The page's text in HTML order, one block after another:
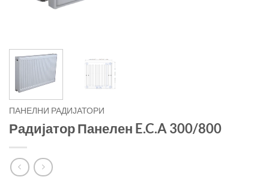
ПАНЕЛНИ РАДИЈАТОРИ
Радијатор Панелен E.C.A 300/800